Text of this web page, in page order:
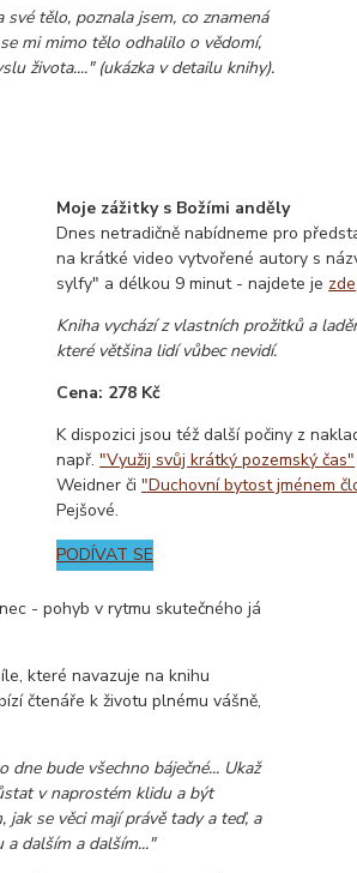
tělo, poznala jsem, co znamená
mi mimo tělo odhalilo o vědomí,
života...." (ukázka v detailu knihy).
Moje zážitky s Božími anděly
Dnes netradičně nabídneme pro
na krátké video vytvořené autory s
sylfy" a délkou 9 minut - najdete je zde
Kniha vychází z vlastních prožitků a
které většina lidí vůbec nevidí.
Cena: 278 Kč
K dispozici jsou též další počiny z
např."Využij svůj krátký pozemský čas"
Weidner či"Duchovní bytost jménem
Pejšové.
PODÍVAT SE
- pohyb v rytmu skutečného já
které navazuje na knihu
čtenáře k životu plnému vášně,
dne bude všechno báječné... Ukaž
v naprostém klidu a být
jak se věci mají právě tady a teď, a
a dalším a dalším..."